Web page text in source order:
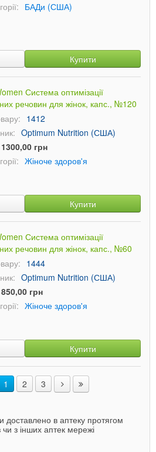
БАДи (США)
Купити
Система оптимізації
речовин для жінок, капс., №120
1412
Optimum Nutrition (США)
1300,00 грн
Жіноче здоров'я
Купити
Система оптимізації
речовин для жінок, капс., №60
1444
Optimum Nutrition (США)
850,00 грн
Жіноче здоров'я
Купити
1 2 3
доставлено в аптеку протягом
чи з інших аптек мережі